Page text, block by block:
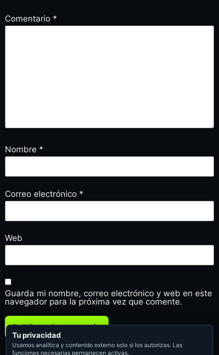
Comentario *
Nombre *
Correo electrónico *
Web
Guarda mi nombre, correo electrónico y web en este
navegador para la próxima vez que comente.
Tu privacidad
Usamos analítica y contenido externo solo si los autorizas. Las
funciones necesarias permanecen activas.